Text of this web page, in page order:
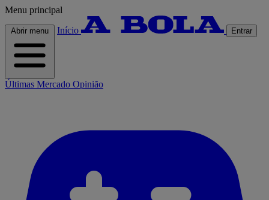
Menu principal
Abrir menu Início Entrar
Últimas Mercado Opinião